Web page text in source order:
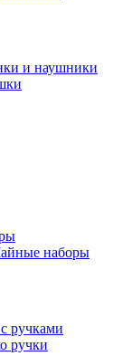
и наушники
наборы
ручками
ручки